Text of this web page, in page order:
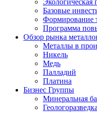
Экологическая
Базовые
Формирование
Программа
Обзор рынка
Металлы в
Никель
Медь
Палладий
Платина
Бизнес Группы
Минеральная
Геологоразведка